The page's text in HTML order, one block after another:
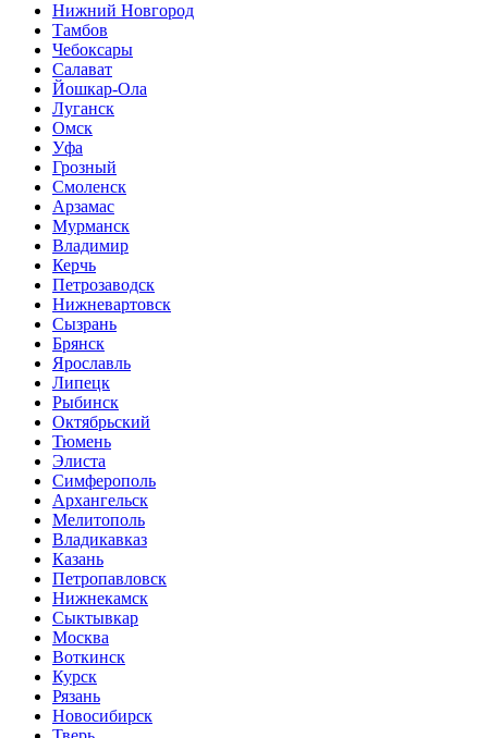
Нижний Новгород
Тамбов
Чебоксары
Салават
Йошкар-Ола
Луганск
Омск
Уфа
Грозный
Смоленск
Арзамас
Мурманск
Владимир
Керчь
Петрозаводск
Нижневартовск
Сызрань
Брянск
Ярославль
Липецк
Рыбинск
Октябрьский
Тюмень
Элиста
Симферополь
Архангельск
Мелитополь
Владикавказ
Казань
Петропавловск
Нижнекамск
Сыктывкар
Москва
Воткинск
Курск
Рязань
Новосибирск